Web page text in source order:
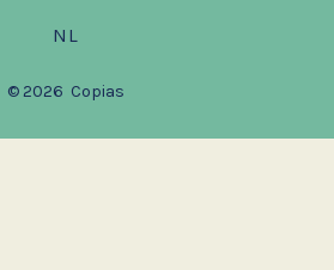
NL
© 2026 Copias